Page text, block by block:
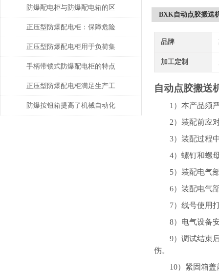
BXK自动点胶搬送
品牌
加工定制
自动点胶搬送
1）本产品须严
2）装配前应对
3）装配过程中
4）螺钉和螺母
5）装配电气部
6）装配电气部
7）线号使用打
8）电气设备安
9）调试结束后
伤。
10）紧固箱盖前
要求
防爆配电柜与防爆配电箱的区
别在那？
正压型防爆配电柜：保障危险
场所电气安全的利器
正压型防爆配电柜用于负荷集
中、回路较多的场合
手柄带锁式防爆配电柜的特点
和要求说明
正压型防爆配电柜满足生产工
艺所需
防爆按钮箱提高了机械自动化